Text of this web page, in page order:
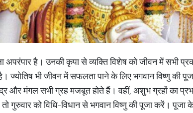
अपरंपार है। उनकी कृपा से व्यक्ति विशेष को जीवन में सभी
ज्योतिष भी जीवन में सफलता पाने के लिए भगवान विष्णु की
और मंगल सभी ग्रह मजबूत होते हैं। वहीं, अशुभ ग्रहों का
तो गुरुवार को विधि-विधान से भगवान विष्णु की पूजा करें।